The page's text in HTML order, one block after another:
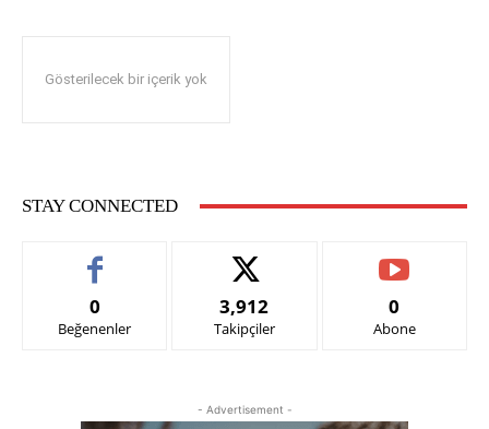
Gösterilecek bir içerik yok
STAY CONNECTED
0
Beğenenler
3,912
Takipçiler
0
Abone
- Advertisement -